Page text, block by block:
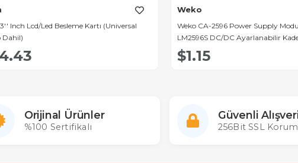
Inch Lcd/Led Besleme Kartı (Universal
Dahil)
Weko
Weko CA-2596 Power Supply
LM2596S DC/DC Ayarlanabilir
$1.15
Orijinal Ürünler
%100 Sertifikalı
Güvenli
256Bit SSL